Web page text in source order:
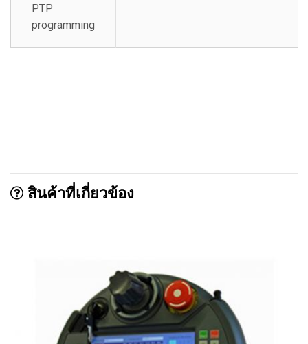
PTP
programming
สินค้าที่เกี่ยวข้อง